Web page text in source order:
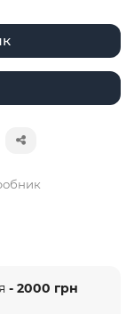
- 2000 грн